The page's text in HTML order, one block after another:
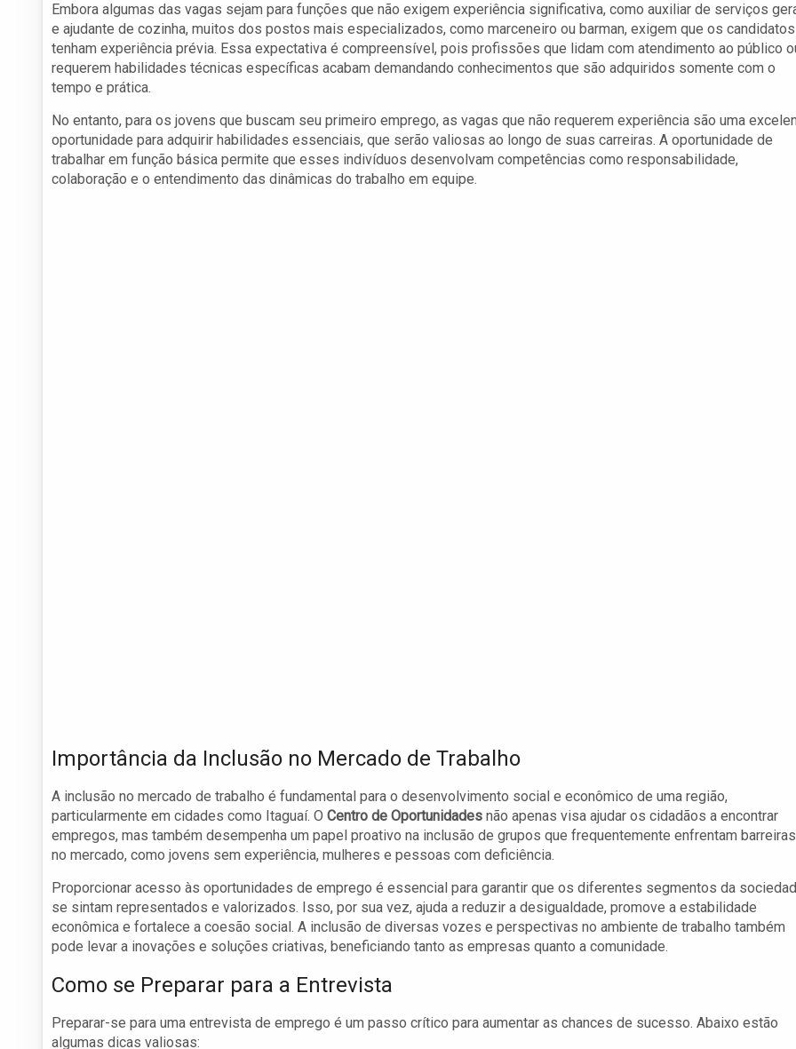
Embora algumas das vagas sejam para funções que não exigem experiência significativa, como auxiliar de serviços
e ajudante de cozinha, muitos dos postos mais especializados, como marceneiro ou barman, exigem que os candidatos
tenham experiência prévia. Essa expectativa é compreensível, pois profissões que lidam com atendimento ao público
requerem habilidades técnicas específicas acabam demandando conhecimentos que são adquiridos somente com o
tempo e prática.
No entanto, para os jovens que buscam seu primeiro emprego, as vagas que não requerem experiência são uma
oportunidade para adquirir habilidades essenciais, que serão valiosas ao longo de suas carreiras. A oportunidade de
trabalhar em função básica permite que esses indivíduos desenvolvam competências como responsabilidade,
colaboração e o entendimento das dinâmicas do trabalho em equipe.
Importância da Inclusão no Mercado de Trabalho
A inclusão no mercado de trabalho é fundamental para o desenvolvimento social e econômico de uma região,
particularmente em cidades como Itaguaí. O Centro de Oportunidades não apenas visa ajudar os cidadãos a encontrar
empregos, mas também desempenha um papel proativo na inclusão de grupos que frequentemente enfrentam barreiras
no mercado, como jovens sem experiência, mulheres e pessoas com deficiência.
Proporcionar acesso às oportunidades de emprego é essencial para garantir que os diferentes segmentos da
se sintam representados e valorizados. Isso, por sua vez, ajuda a reduzir a desigualdade, promove a estabilidade
econômica e fortalece a coesão social. A inclusão de diversas vozes e perspectivas no ambiente de trabalho também
pode levar a inovações e soluções criativas, beneficiando tanto as empresas quanto a comunidade.
Como se Preparar para a Entrevista
Preparar-se para uma entrevista de emprego é um passo crítico para aumentar as chances de sucesso. Abaixo estão
algumas dicas valiosas: